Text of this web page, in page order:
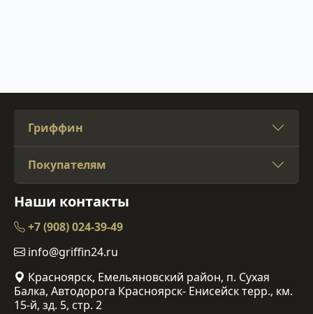
Гриффин
Покупателям
Наши контакты
+7 (908) 024-39-49
info@griffin24.ru
Красноярск, Емельяновский район, п. Сухая
Балка, Автодорога Красноярск- Енисейск терр., км.
15-й, зд. 5, стр. 2